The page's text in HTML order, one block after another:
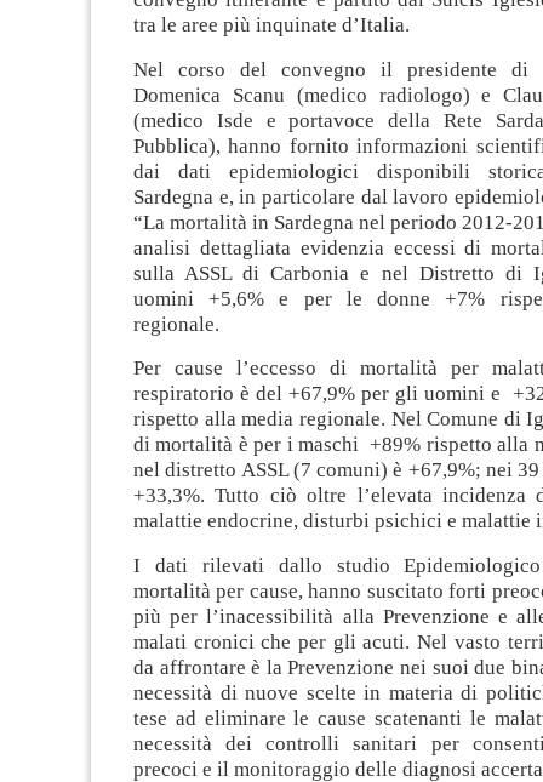
tra le aree più inquinate d’Italia.
Nel corso del convegno il presidente di
Domenica Scanu (medico radiologo) e
(medico Isde e portavoce della Rete
Pubblica), hanno fornito informazioni
dai dati epidemiologici disponibili
Sardegna e, in particolare dal lavoro
“La mortalità in Sardegna nel periodo 2012-
analisi dettagliata evidenzia eccessi di
sulla ASSL di Carbonia e nel Distretto di
uomini +5,6% e per le donne +7%
regionale.
Per cause l’eccesso di mortalità per
respiratorio è del +67,9% per gli uomini e
rispetto alla media regionale. Nel Comune di
di mortalità è per i maschi +89% rispetto alla
nel distretto ASSL (7 comuni) è +67,9%; nei
+33,3%. Tutto ciò oltre l’elevata incidenza
malattie endocrine, disturbi psichici e malattie
I dati rilevati dallo studio
mortalità per cause, hanno suscitato forti
più per l’inacessibilità alla Prevenzione e
malati cronici che per gli acuti. Nel vasto
da affrontare è la Prevenzione nei suoi due
necessità di nuove scelte in materia di
tese ad eliminare le cause scatenanti le
necessità dei controlli sanitari per
precoci e il monitoraggio delle diagnosi